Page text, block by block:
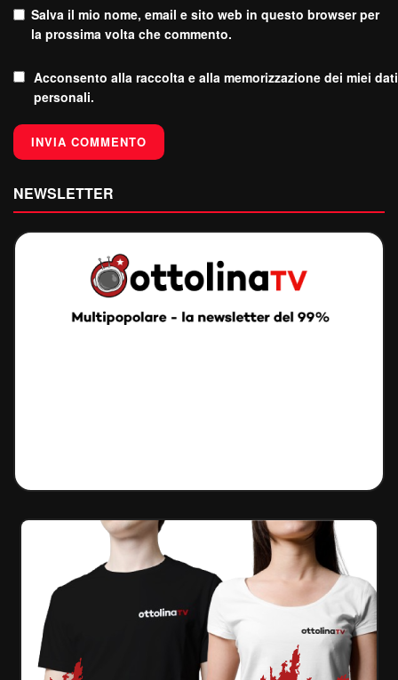
Salva il mio nome, email e sito web in questo browser per
la prossima volta che commento.
Acconsento alla raccolta e alla memorizzazione dei miei dati
personali.
NEWSLETTER